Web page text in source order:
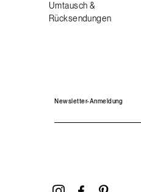
Umtausch &
Rücksendungen
Newsletter-Anmeldung